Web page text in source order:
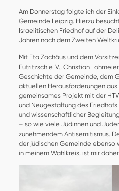
Am Donnerstag folgte ich der
Gemeinde Leipzig. Hierzu
Israelitischen Friedhof auf der
Jahren nach dem Zweiten
Mit Eta Zachäus und dem
Eutritzsch e. V., Christian
Geschichte der Gemeinde, dem
aktuellen Herausforderungen
gemeinsames Projekt mit der
und Neugestaltung des
und wissenschaftlicher
– so wie viele Jüdinnen und
zunehmendem Antisemitismus.
der jüdischen Gemeinde ebenso
in meinem Wahlkreis, ist mir